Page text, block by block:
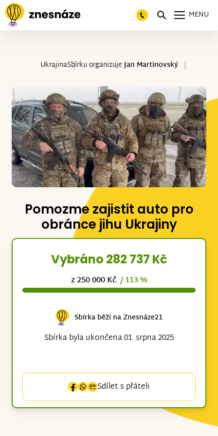
MENU
UkrajinaSbírku organizujeJan Martinovský
Pomozme zajistit auto pro
obránce jihu Ukrajiny
Vybráno 282 737 Kč
z 250 000 Kč / 113 %
Sbírka běží na Znesnáze21
Sbírka byla ukončena 01. srpna 2025
Sdílet s přáteli